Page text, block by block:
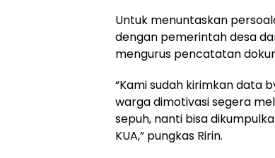
Untuk menuntaskan
dengan pemerintah desa
mengurus pencatatan
“Kami sudah kirimkan data
warga dimotivasi segera
sepuh, nanti bisa
KUA,” pungkas Ririn.